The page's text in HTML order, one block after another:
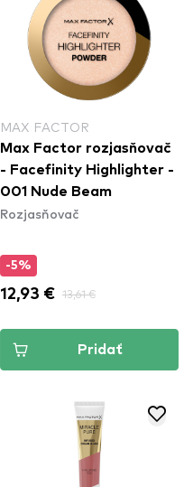
MAX FACTOR
Max Factor rozjasňovač
- Facefinity Highlighter -
001 Nude Beam
Rozjasňovač
-5%
12,93 € 13,61 €
Pridať